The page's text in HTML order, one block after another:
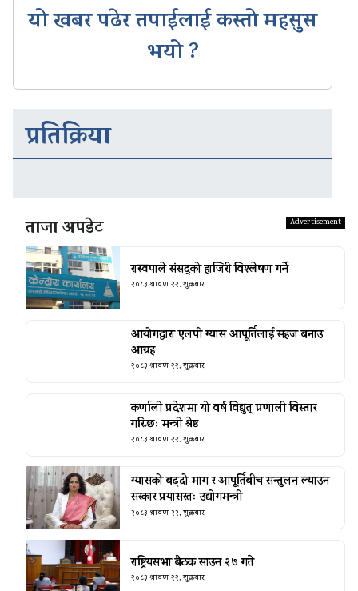
यो खबर पढेर तपाईलाई कस्तो महसुस
भयो ?
प्रतिक्रिया
ताजा अपडेट
रास्वपाले संसद्को हाजिरी विश्लेषण गर्ने
२०८३ श्रावण २२, शुक्रबार
आयोगद्वारा एलपी ग्यास आपूर्तिलाई सहज बनाउ
आग्रह
२०८३ श्रावण २२, शुक्रबार
कर्णाली प्रदेशमा यो वर्ष विद्युत् प्रणाली विस्तार
गरिन्छः मन्त्री श्रेष्ठ
२०८३ श्रावण २२, शुक्रबार
ग्यासको बढ्दो माग र आपूर्तिबीच सन्तुलन ल्याउन
सरकार प्रयासरतः उद्योगमन्त्री
२०८३ श्रावण २२, शुक्रबार
राष्ट्रियसभा बैठक साउन २७ गते
२०८३ श्रावण २२, शुक्रबार